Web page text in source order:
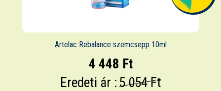
Artelac Rebalance szemcsepp 10ml
4 448 Ft
Eredeti ár :5 054 Ft